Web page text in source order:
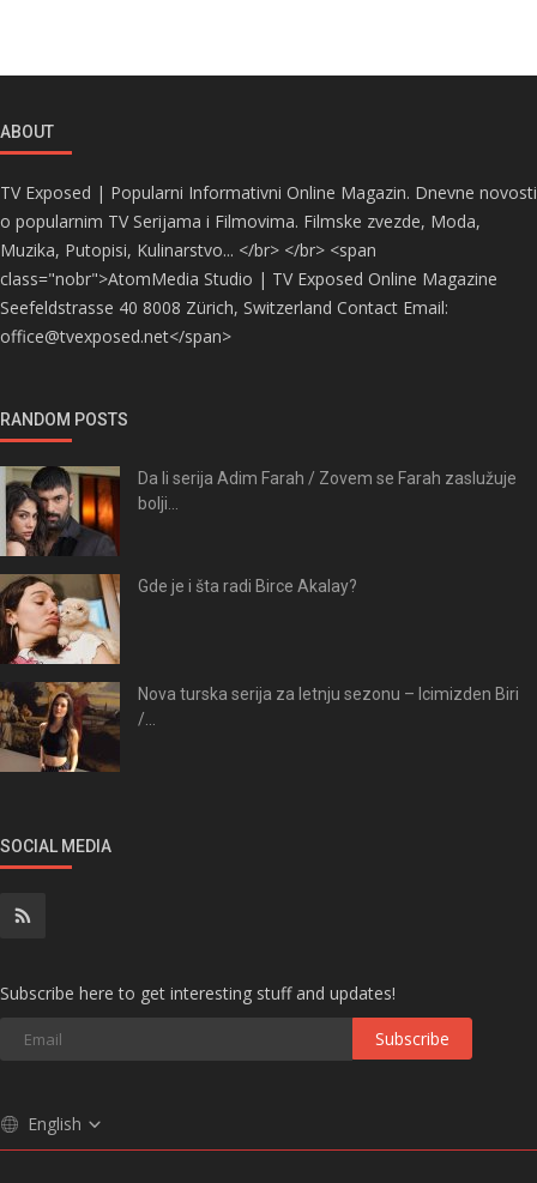
ABOUT
TV Exposed | Popularni Informativni Online Magazin. Dnevne novosti
o popularnim TV Serijama i Filmovima. Filmske zvezde, Moda,
Muzika, Putopisi, Kulinarstvo... </br> </br> <span
class="nobr">AtomMedia Studio | TV Exposed Online Magazine
Seefeldstrasse 40 8008 Zürich, Switzerland Contact Email:
office@tvexposed.net</span>
RANDOM POSTS
Da li serija Adim Farah / Zovem se Farah zaslužuje
bolji...
Gde je i šta radi Birce Akalay?
Nova turska serija za letnju sezonu – Icimizden Biri
/...
SOCIAL MEDIA
Subscribe here to get interesting stuff and updates!
Subscribe
English